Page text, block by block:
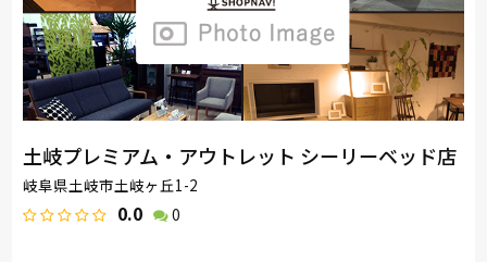
土岐プレミアム・アウトレット シーリーベッド店
岐阜県土岐市土岐ヶ丘1-2
0.0 0